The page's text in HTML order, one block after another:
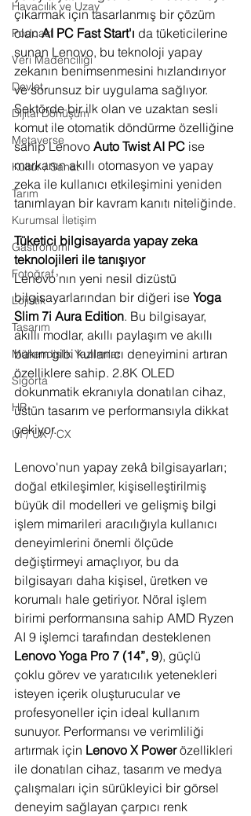
Havacılık ve Uzay
Podcast
Veri Madenciliği
Devlet
Dijital Dönüşüm
Metaverse
Kültür / Sanat
Tarım
Kurumsal İletişim
Gastronomi
Fotoğraf
Lojistik
Tasarım
Mühendislik Yazılımları
Sigorta
HR
UI / UX / CX
çıkarmak için tasarlanmış bir çözüm
olan AI PC Fast Start'ı da tüketicilerine
sunan Lenovo, bu teknoloji yapay
zekanın benimsenmesini hızlandırıyor
ve sorunsuz bir uygulama sağlıyor.
Sektörde bir ilk olan ve uzaktan sesli
komut ile otomatik döndürme özelliğine
sahip Lenovo Auto Twist AI PC ise
markanın akıllı otomasyon ve yapay
zeka ile kullanıcı etkileşimini yeniden
tanımlayan bir kavram kanıtı niteliğinde.
Tüketici bilgisayarda yapay zeka
teknolojileri ile tanışıyor
Lenovo’nın yeni nesil dizüstü
bilgisayarlarından bir diğeri ise Yoga
Slim 7i Aura Edition. Bu bilgisayar,
akıllı modlar, akıllı paylaşım ve akıllı
bakım gibi kullanıcı deneyimini artıran
özelliklere sahip. 2.8K OLED
dokunmatik ekranıyla donatılan cihaz,
üstün tasarım ve performansıyla dikkat
çekiyor.
Lenovo'nun yapay zekâ bilgisayarları;
doğal etkileşimler, kişiselleştirilmiş
büyük dil modelleri ve gelişmiş bilgi
işlem mimarileri aracılığıyla kullanıcı
deneyimlerini önemli ölçüde
değiştirmeyi amaçlıyor, bu da
bilgisayarı daha kişisel, üretken ve
korumalı hale getiriyor. Nöral işlem
birimi performansına sahip AMD Ryzen
AI 9 işlemci tarafından desteklenen
Lenovo Yoga Pro 7 (14”, 9), güçlü
çoklu görev ve yaratıcılık yetenekleri
isteyen içerik oluşturucular ve
profesyoneller için ideal kullanım
sunuyor. Performansı ve verimliliği
artırmak için Lenovo X Power özellikleri
ile donatılan cihaz, tasarım ve medya
çalışmaları için sürükleyici bir görsel
deneyim sağlayan çarpıcı renk